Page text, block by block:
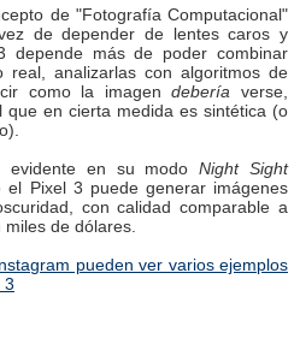
de "Fotografía Computacional"
de depender de lentes caros y
depende más de poder combinar
real, analizarlas con algoritmos de
como la imagendebería verse,
que en cierta medida es sintética (o
evidente en su modoNight Sight
el Pixel 3 puede generar imágenes
con calidad comparable a
de dólares.
pueden ver varios ejemplos
3